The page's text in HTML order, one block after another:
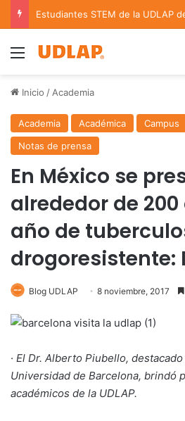
Menu
Inicio / Academia
Academia Académica Campus
Notas de prensa
En México se
alrededor de
año de
drogoresistente:
Blog UDLAP 8 noviembre, 2017
· El Dr. Alberto Piubello,
Universidad de Barcelona, brindó
académicos de la UDLAP.